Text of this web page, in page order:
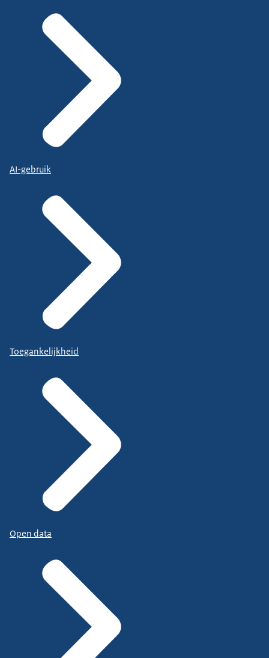
AI-gebruik
Toegankelijkheid
Open data